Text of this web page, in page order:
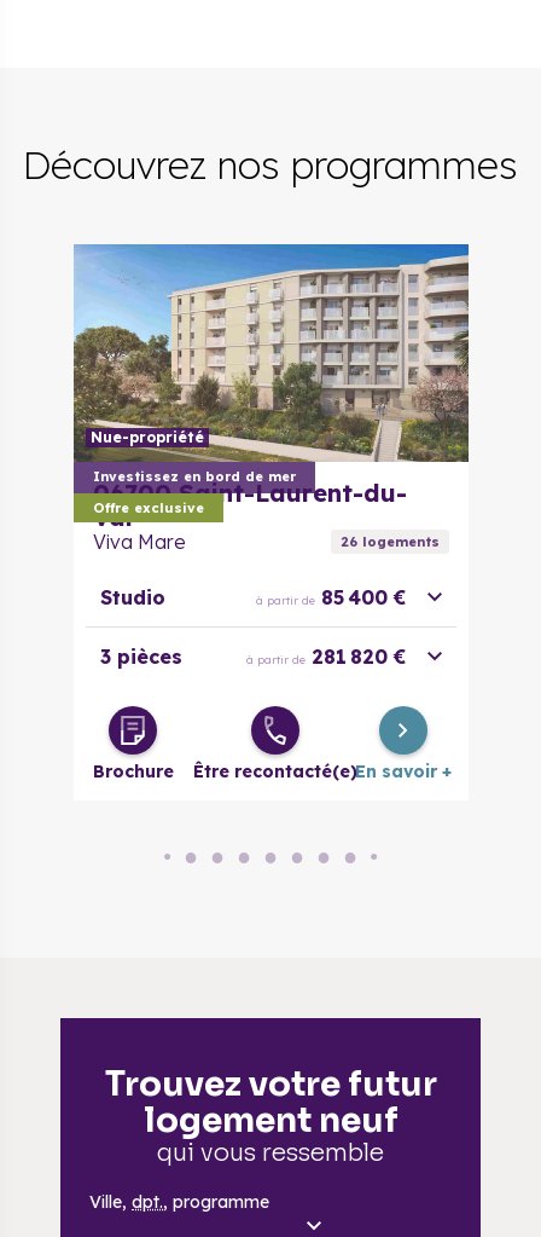
Découvrez nos programmes
Investissez en bord de mer
Offre exclusive
Nue-propriété
06700 Saint-Laurent-du-
Var
Viva Mare 26logements
Studio à partir de 85 400 €
3 pièces à partir de 281 820 €
Brochure Être recontacté(e)En savoir +
● ● ● ● ● ● ● ● ●
Trouvez votre futur
logement neuf
qui vous ressemble
Ville, dpt., programme